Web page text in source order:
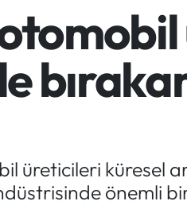
üreticileri küresel
önemli